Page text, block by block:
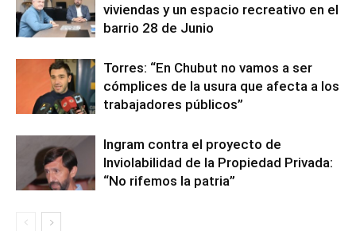
viviendas y un espacio recreativo en el
barrio 28 de Junio
Torres: “En Chubut no vamos a ser
cómplices de la usura que afecta a los
trabajadores públicos”
Ingram contra el proyecto de
Inviolabilidad de la Propiedad Privada:
“No rifemos la patria”